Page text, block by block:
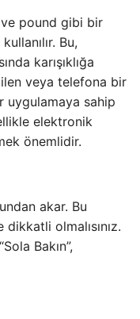
ve pound gibi bir
Bu,
karışıklığa
veya telefona bir
uygulamaya sahip
elektronik
önemlidir.
akar. Bu
olmalısınız.
Bakın”,